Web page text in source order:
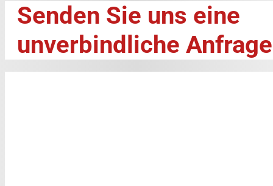
Senden Sie uns eine
unverbindliche